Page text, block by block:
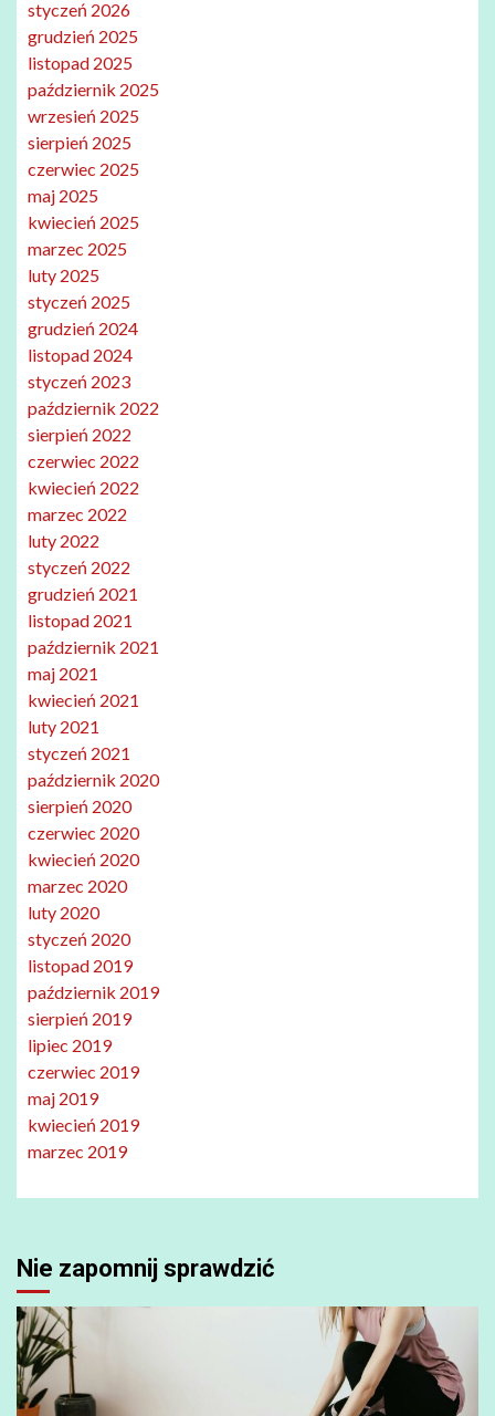
styczeń 2026
grudzień 2025
listopad 2025
październik 2025
wrzesień 2025
sierpień 2025
czerwiec 2025
maj 2025
kwiecień 2025
marzec 2025
luty 2025
styczeń 2025
grudzień 2024
listopad 2024
styczeń 2023
październik 2022
sierpień 2022
czerwiec 2022
kwiecień 2022
marzec 2022
luty 2022
styczeń 2022
grudzień 2021
listopad 2021
październik 2021
maj 2021
kwiecień 2021
luty 2021
styczeń 2021
październik 2020
sierpień 2020
czerwiec 2020
kwiecień 2020
marzec 2020
luty 2020
styczeń 2020
listopad 2019
październik 2019
sierpień 2019
lipiec 2019
czerwiec 2019
maj 2019
kwiecień 2019
marzec 2019
Nie zapomnij sprawdzić